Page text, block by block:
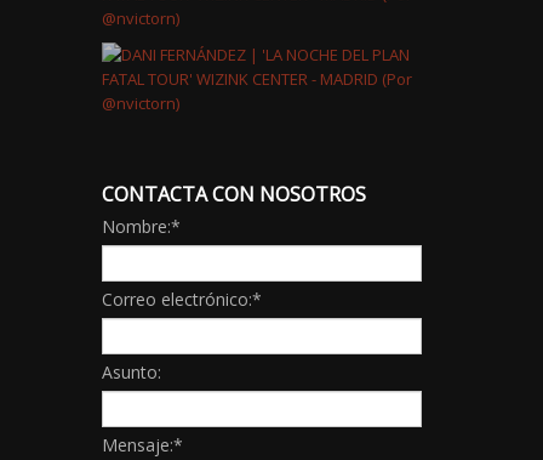
CONTACTA CON NOSOTROS
Nombre:*
Correo electrónico:*
Asunto:
Mensaje:*